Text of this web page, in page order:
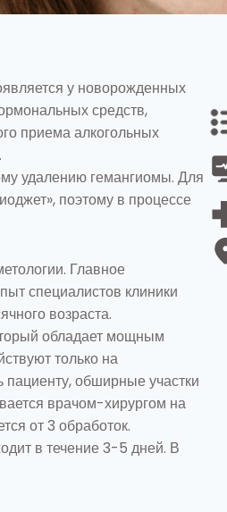
у новорожденных
средств,
приема алкогольных
удалению гемангиомы. Для
поэтому в процессе
Главное
специалистов клиники
возраста.
обладает мощным
только на
обширные участки
врачом-хирургом на
от 3 обработок.
в течение 3-5 дней. В